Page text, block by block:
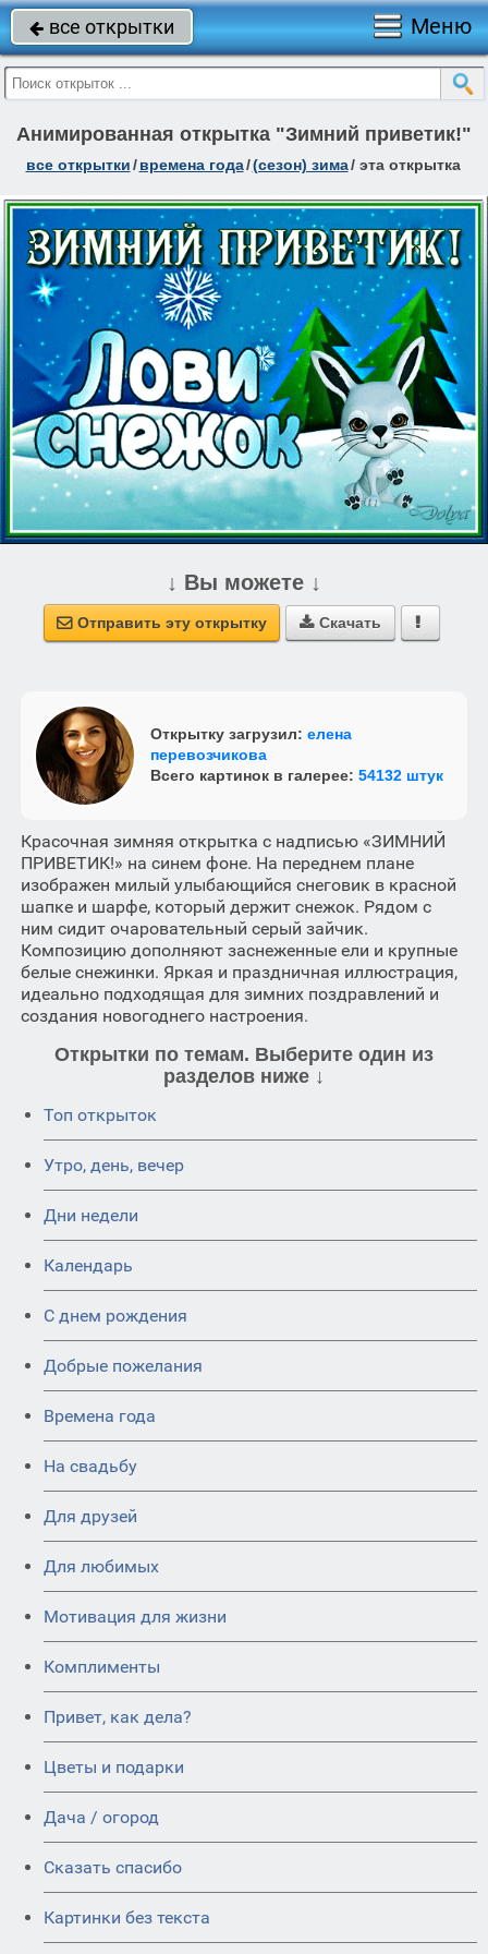
 все открытки Меню
Анимированная открытка "Зимний приветик!"
все открытки/ времена года/(сезон) зима/ эта открытка
↓ Вы можете ↓
 Отправить эту открытку  Скачать 
Открытку загрузил: елена
перевозчикова
Всего картинок в галерее: 54132 штук
Красочная зимняя открытка с надписью «ЗИМНИЙ
ПРИВЕТИК!» на синем фоне. На переднем плане
изображен милый улыбающийся снеговик в красной
шапке и шарфе, который держит снежок. Рядом с
ним сидит очаровательный серый зайчик.
Композицию дополняют заснеженные ели и крупные
белые снежинки. Яркая и праздничная иллюстрация,
идеально подходящая для зимних поздравлений и
создания новогоднего настроения.
Открытки по темам. Выберите один из
разделов ниже ↓
Топ открыток
Утро, день, вечер
Дни недели
Календарь
C днем рождения
Добрые пожелания
Времена года
На свадьбу
Для друзей
Для любимых
Мотивация для жизни
Комплименты
Привет, как дела?
Цветы и подарки
Дача / огород
Сказать спасибо
Картинки без текста